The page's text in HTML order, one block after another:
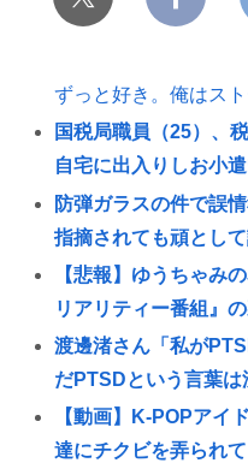
ずっと好き。俺はス
国税局職員（25）、
自宅に出入りしお小
防弾ガラスの件で誤
指摘されても頑とし
【悲報】ゆうちゃみ
リアリティー番組』
渡邊渚さん「私が
だPTSDという言葉は
【動画】K-POPアイ
達にチクビを弄られ